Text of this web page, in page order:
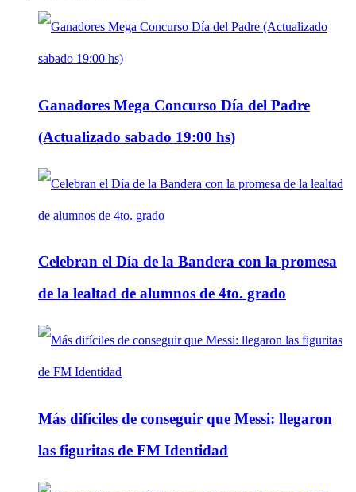
Ganadores Mega Concurso Día del Padre
(Actualizado sabado 19:00 hs)
Celebran el Día de la Bandera con la promesa
de la lealtad de alumnos de 4to. grado
Más difíciles de conseguir que Messi: llegaron
las figuritas de FM Identidad